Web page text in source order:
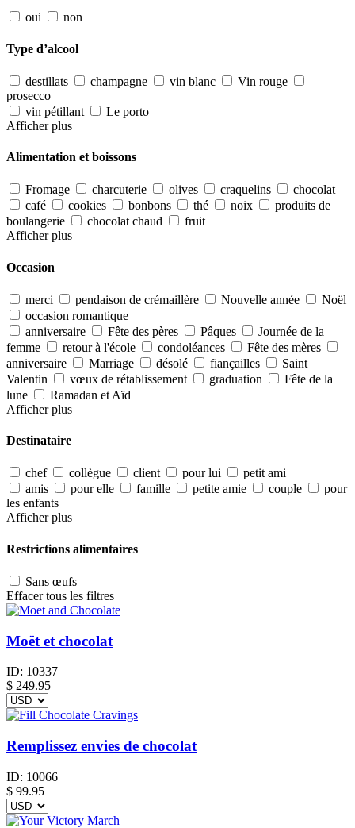
oui non
Type d’alcool
destillats champagne vin blanc
Vin rouge
prosecco
vin pétillant
Le porto
Afficher plus
Alimentation et boissons
Fromage charcuterie olives craquelins
chocolat
café
cookies bonbons thé noix
produits de
boulangerie
chocolat chaud
fruit
Afficher plus
Occasion
merci pendaison de crémaillère Nouvelle année
Noël
occasion romantique
anniversaire
Fête des pères Pâques
Journée de la
femme
retour à l'école condoléances
Fête des mères
anniversaire
Marriage désolé fiançailles
Saint
Valentin
vœux de rétablissement graduation
Fête de la
lune
Ramadan et Aïd
Afficher plus
Destinataire
chef collègue client pour lui
petit ami
amis
pour elle famille petite amie couple
pour
les enfants
Afficher plus
Restrictions alimentaires
Sans œufs
Effacer tous les filtres
Moët et chocolat
ID: 10337
$ 249.95
Remplissez envies de chocolat
ID: 10066
$ 99.95